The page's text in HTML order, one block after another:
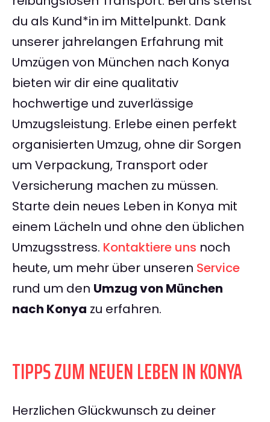
du als Kund*in im Mittelpunkt. Dank
unserer jahrelangen Erfahrung mit
Umzügen von München nach Konya
bieten wir dir eine qualitativ
hochwertige und zuverlässige
Umzugsleistung. Erlebe einen perfekt
organisierten Umzug, ohne dir Sorgen
um Verpackung, Transport oder
Versicherung machen zu müssen.
Starte dein neues Leben in Konya mit
einem Lächeln und ohne den üblichen
Umzugsstress. Kontaktiere uns noch
heute, um mehr über unseren Service
rund um den Umzug von München
nach Konya zu erfahren.
TIPPS ZUM NEUEN LEBEN IN KONYA
Herzlichen Glückwunsch zu deiner